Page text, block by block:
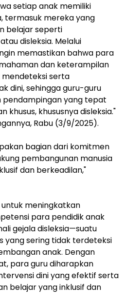
setiap anak memiliki
termasuk mereka yang
belajar seperti
disleksia. Melalui
memastikan bahwa para
dan keterampilan
serta
dini, sehingga guru-guru
yang tepat
khusus, khususnya disleksia."
Rabu (3/9/2025).
bagian dari komitmen
pembangunan manusia
dan berkeadilan,"
meningkatkan
para pendidik anak
gejala disleksia—suatu
yang sering tidak terdeteksi
anak. Dengan
para guru diharapkan
dini yang efektif serta
belajar yang inklusif dan